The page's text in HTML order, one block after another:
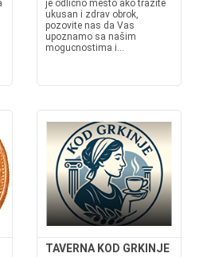
je odlicno mesto ako tražite
ukusan i zdrav obrok,
pozovite nas da Vas
upoznamo sa našim
mogucnostima i...
TAVERNA KOD GRKINJE